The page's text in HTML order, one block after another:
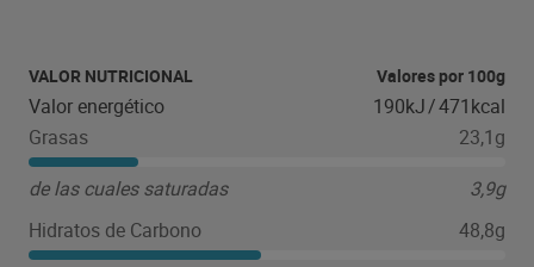
VALOR NUTRICIONAL Valores por 100g
Valor energético 190kJ/471kcal
Grasas
23,1g
de las cuales saturadas
3,9g
Hidratos de Carbono
48,8g